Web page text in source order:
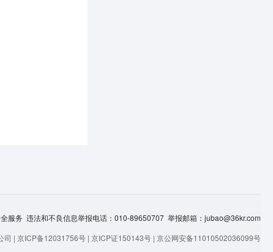
服务 违法和不良信息举报电话：010-89650707 举报邮箱：jubao@36kr.com
司 | 京ICP备12031756号 | 京ICP证150143号 | 京公网安备11010502036099号